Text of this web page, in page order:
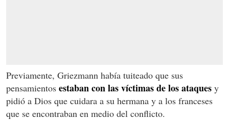
Previamente, Griezmann había tuiteado que sus
pensamientos estaban con las víctimas de los ataques y
pidió a Dios que cuidara a su hermana y a los franceses
que se encontraban en medio del conflicto.